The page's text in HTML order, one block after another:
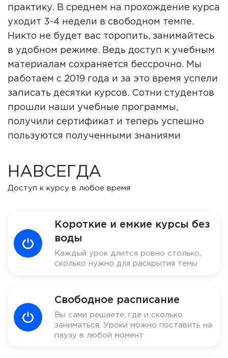
практику. В среднем на прохождение курса
уходит 3-4 недели в свободном темпе.
Никто не будет вас торопить, занимайтесь
в удобном режиме. Ведь доступ к учебным
материалам сохраняется бессрочно. Мы
работаем с 2019 года и за это время успели
записать десятки курсов. Сотни студентов
прошли наши учебные программы,
получили сертификат и теперь успешно
пользуются полученными знаниями
НАВСЕГДА
Доступ к курсу в любое время
Короткие и емкие курсы без
воды
Каждый урок длится ровно столько,
сколько нужно для раскрытия темы
Свободное расписание
Вы сами решаете, где и сколько
заниматься. Уроки можно поставить на
паузу в любой момент